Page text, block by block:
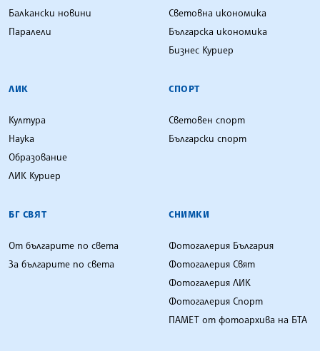
Балкански новини
Паралели
Световна икономика
Българска икономика
Бизнес Куриер
ЛИК
Култура
Наука
Образование
ЛИК Куриер
СПОРТ
Световен спорт
Български спорт
БГ СВЯТ
От българите по света
За българите по света
СНИМКИ
Фотогалерия България
Фотогалерия Свят
Фотогалерия ЛИК
Фотогалерия Спорт
ПАМЕТ от фотоархива на БТА